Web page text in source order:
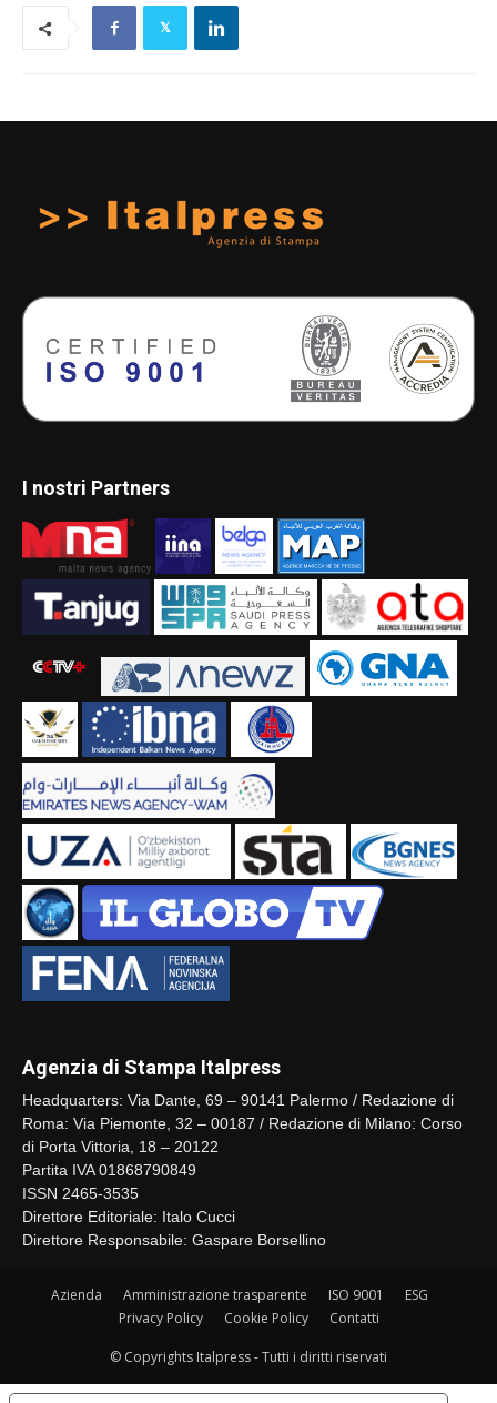
I nostri Partners
Agenzia di Stampa Italpress
Headquarters: Via Dante, 69 – 90141 Palermo / Redazione di
Roma: Via Piemonte, 32 – 00187 / Redazione di Milano: Corso
di Porta Vittoria, 18 – 20122
Partita IVA 01868790849
ISSN 2465-3535
Direttore Editoriale: Italo Cucci
Direttore Responsabile: Gaspare Borsellino
Azienda Amministrazione trasparente ISO 9001
ESG
Privacy Policy
Cookie Policy Contatti
© Copyrights Italpress - Tutti i diritti riservati